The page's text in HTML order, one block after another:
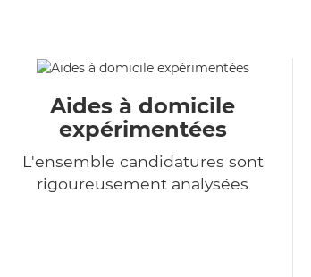
Aides à domicile
expérimentées
L'ensemble candidatures sont
rigoureusement analysées